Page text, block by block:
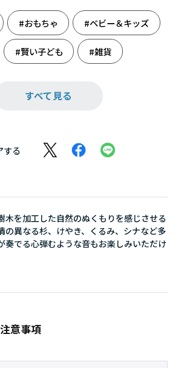
#おもちゃ #ベビー＆キッズ
#賢い子ども #雑貨
すべて見る
する
木を加工した自然のぬくもりを感じさせる
の異なる杉、けやき、くるみ、シナなど多
奏でる心弾むような音もお楽しみいただけ
意事項